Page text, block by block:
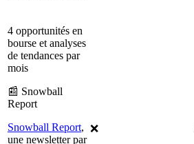
4 opportunités en
bourse et analyses
de tendances par
mois
📰 Snowball
Report
Snowball Report,
une newsletter par
❌